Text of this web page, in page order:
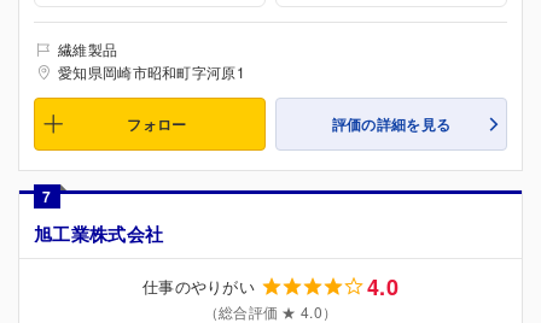
繊維製品
愛知県岡崎市昭和町字河原1
フォロー 評価の詳細を見る
7
旭工業株式会社
仕事のやりがい 4.0
（総合評価 ★ 4.0）